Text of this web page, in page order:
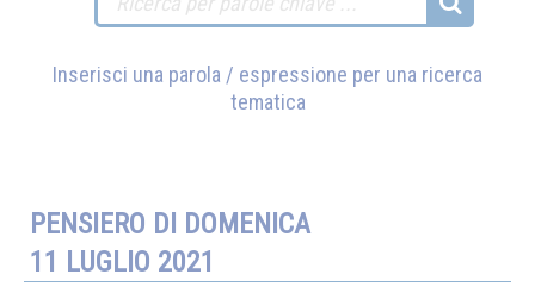
Inserisci una parola / espressione per una ricerca
tematica
PENSIERO DI DOMENICA
11 LUGLIO 2021